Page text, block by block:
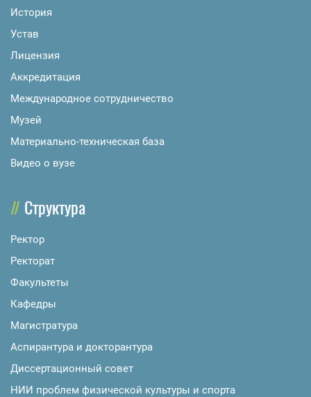
История
Устав
Лицензия
Аккредитация
Международное сотрудничество
Музей
Материально-техническая база
Видео о вузе
Структура
Ректор
Ректорат
Факультеты
Кафедры
Магистратура
Аспирантура и докторантура
Диссертационный совет
НИИ проблем физической культуры и спорта